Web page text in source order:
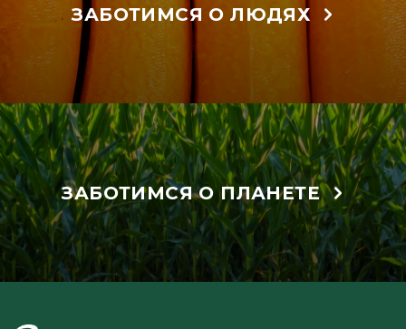
ЗАБОТИМСЯ О ЛЮДЯХ
ЗАБОТИМСЯ О ПЛАНЕТЕ